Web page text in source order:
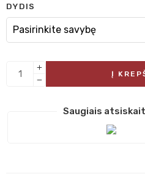
DYDIS
Į
Saugiais